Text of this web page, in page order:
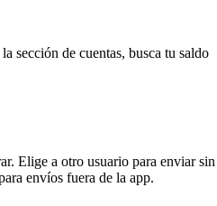
sección de cuentas, busca tu saldo
Elige a otro usuario para enviar sin
envíos fuera de la app.